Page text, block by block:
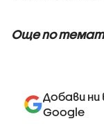
Още по
Добави ни
Google